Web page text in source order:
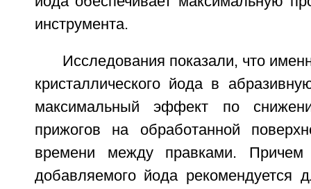
инструмента.
Исследования показали, что
кристаллического йода в
максимальный эффект по
прижогов на обработанной
времени между правками. Причем
добавляемого йода рекомендуется